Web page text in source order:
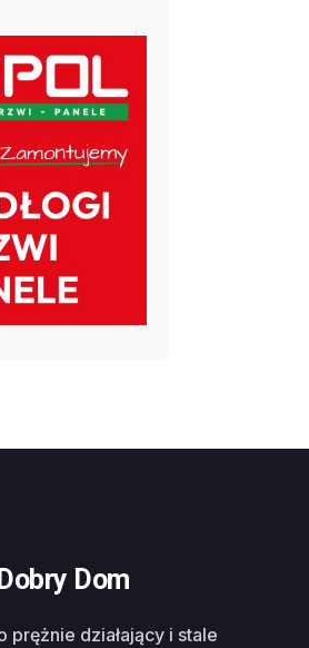
Dom
prężnie działający i stale